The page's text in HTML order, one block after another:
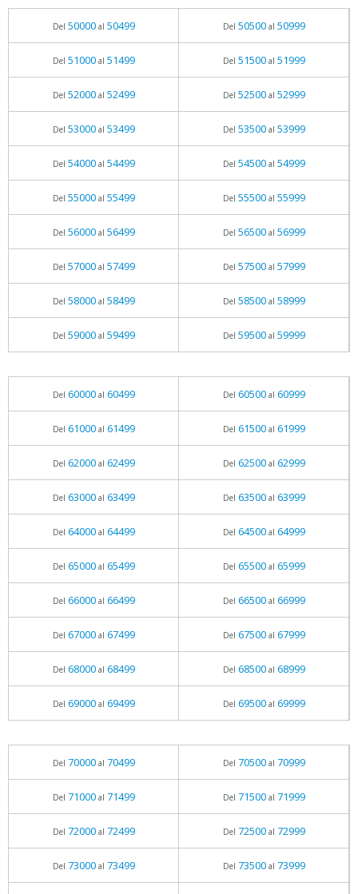
Del 50000al 50499 Del 50500al 50999
Del 51000al 51499 Del 51500al 51999
Del 52000al 52499 Del 52500al 52999
Del 53000al 53499 Del 53500al 53999
Del 54000al 54499 Del 54500al 54999
Del 55000al 55499 Del 55500al 55999
Del 56000al 56499 Del 56500al 56999
Del 57000al 57499 Del 57500al 57999
Del 58000al 58499 Del 58500al 58999
Del 59000al 59499 Del 59500al 59999
Del 60000al 60499 Del 60500al 60999
Del 61000al 61499 Del 61500al 61999
Del 62000al 62499 Del 62500al 62999
Del 63000al 63499 Del 63500al 63999
Del 64000al 64499 Del 64500al 64999
Del 65000al 65499 Del 65500al 65999
Del 66000al 66499 Del 66500al 66999
Del 67000al 67499 Del 67500al 67999
Del 68000al 68499 Del 68500al 68999
Del 69000al 69499 Del 69500al 69999
Del 70000al 70499 Del 70500al 70999
Del 71000al 71499 Del 71500al 71999
Del 72000al 72499 Del 72500al 72999
Del 73000al 73499 Del 73500al 73999